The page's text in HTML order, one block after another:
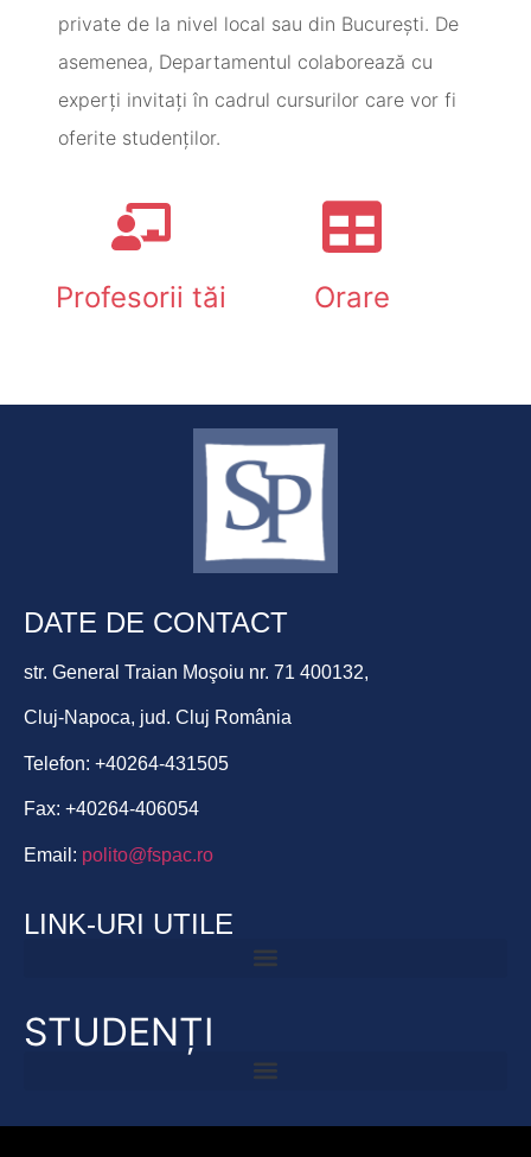
private de la nivel local sau din București. De
asemenea, Departamentul colaborează cu
experți invitați în cadrul cursurilor care vor fi
oferite studenților.
Profesorii tăi Orare
DATE DE CONTACT
str. General Traian Moşoiu nr. 71 400132,
Cluj-Napoca, jud. Cluj România
Telefon: +40264-431505
Fax: +40264-406054
Email: polito@fspac.ro
LINK-URI UTILE
STUDENȚI